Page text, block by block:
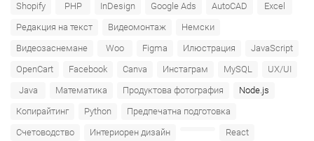
Shopify
PHP InDesign Google Ads AutoCAD
Excel
Редакция на текст
Видеомонтаж
Немски
Видеозаснемане
Woo Figma Илюстрация
JavaScript
OpenCart
Facebook Canva Инстаграм MySQL
UX/UI
Java
Математика Продуктова фотография
Node.js
Копирайтинг
Python
Предпечатна подготовка
Счетоводство
Интериорен дизайн
React